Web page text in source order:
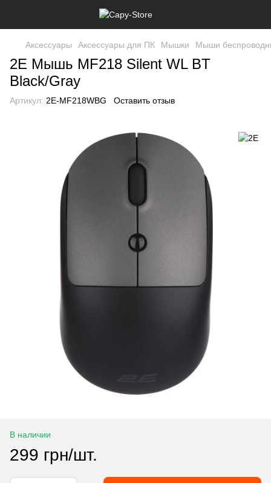
Аксессуары Аксессуары для ПК Мышки Мыши
2E Мышь MF218 Silent WL BT
Black/Gray
Артикул: 2E-MF218WBG Оставить отзыв
В наличии
299 грн/шт.